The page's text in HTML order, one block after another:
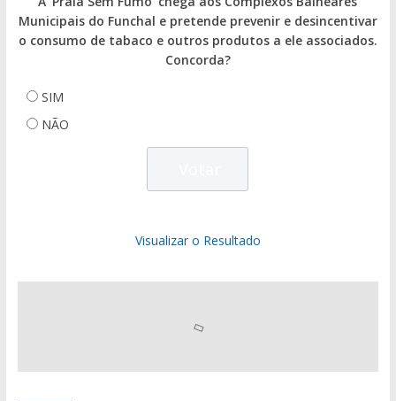
Municipais do Funchal e pretende prevenir e desincentivar
o consumo de tabaco e outros produtos a ele associados.
Concorda?
SIM
NÃO
Visualizar o Resultado